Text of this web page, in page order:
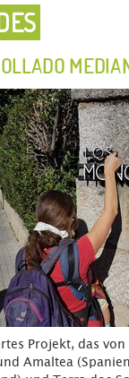
Projekt, das
Amaltea